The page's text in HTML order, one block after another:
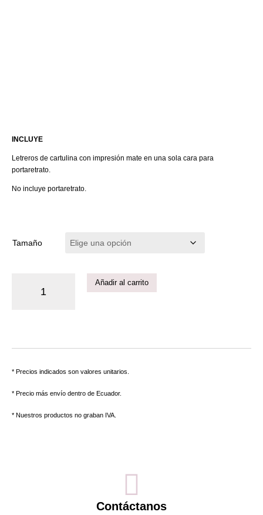
INCLUYE
Letreros de cartulina con impresión mate en una sola cara para
portaretrato.
No incluye portaretrato.
Tamaño
Añadir al carrito
* Precios indicados son valores unitarios.
* Precio más envío dentro de Ecuador.
* Nuestros productos no graban IVA.
Contáctanos